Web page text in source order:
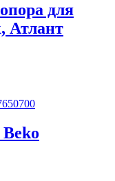
для
Атлант